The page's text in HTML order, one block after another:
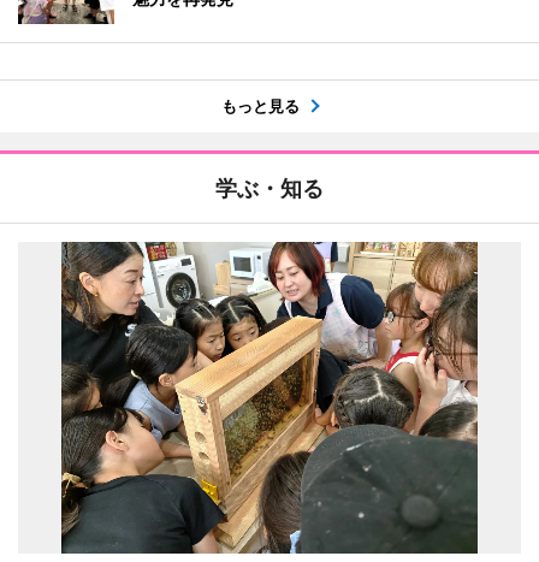
もっと見る
学ぶ・知る